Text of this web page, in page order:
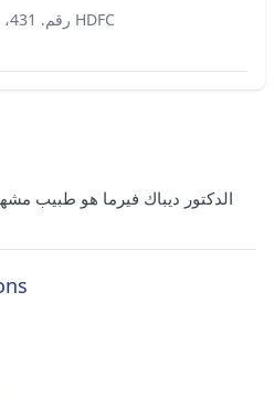
رقم. 431، منطقة بهيرا، بالقرب من بنك HDFC
الدكتور ديباك فيرما هو طبيب